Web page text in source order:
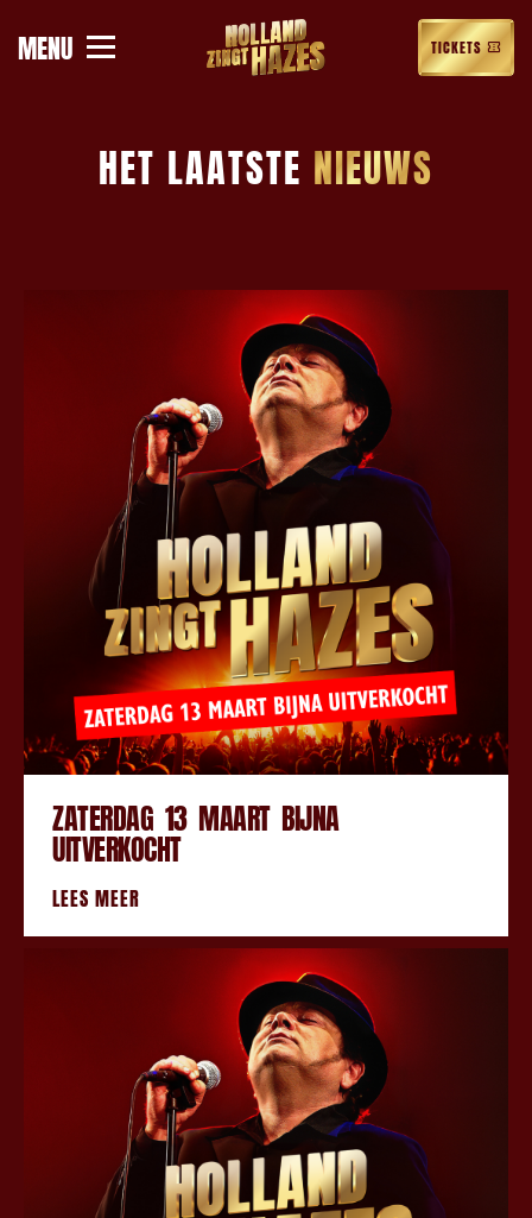
MERCHANDISE
MENU TICKETS
HET LAATSTE NIEUWS
ZATERDAG 13 MAART BIJNA
UITVERKOCHT
LEES MEER